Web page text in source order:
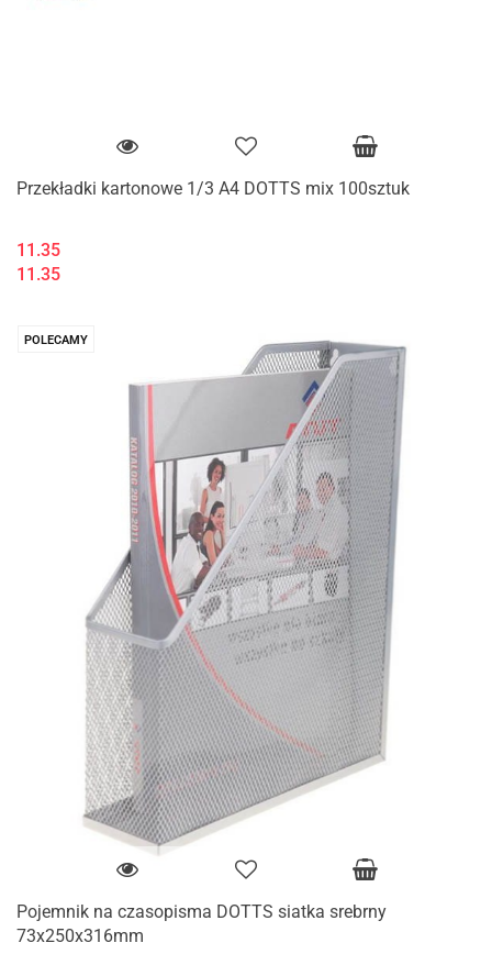
Przekładki kartonowe 1/3 A4 DOTTS mix 100sztuk
11.35
11.35
POLECAMY
Pojemnik na czasopisma DOTTS siatka srebrny
73x250x316mm